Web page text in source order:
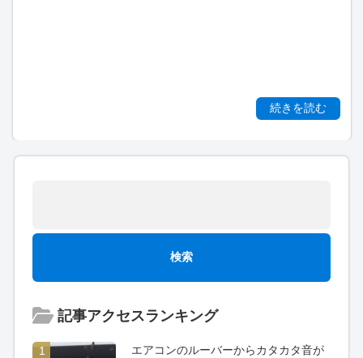
続きを読む
記事アクセスランキング
1
エアコンのルーバーからカタカタ音が